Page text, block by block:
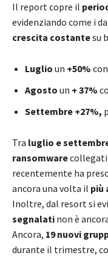
Il report copre il
evidenziando come i
crescita costantesu
Luglio un +50% con
Agosto un + 37%
Settembre +27%,
Tra luglio e
ransomwarecollegati
recentemente ha
ancora una volta il più
Inoltre, dal resort si
segnalati non è
Ancora, 19 nuovi
durante il trimestre,